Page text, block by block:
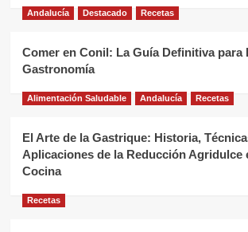
Andalucía Destacado Recetas
Comer en Conil: La Guía Definitiva para
Gastronomía
Alimentación Saludable Andalucía Recetas
El Arte de la Gastrique: Historia,
Aplicaciones de la Reducción Agridulce
Cocina
Recetas